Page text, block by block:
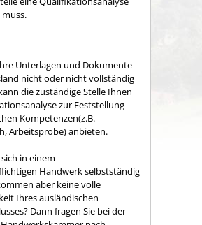
Unterlagen und Dokumente
nicht oder nicht vollständig
die zuständige Stelle Ihnen
zur Feststellung
Kompetenzen(z.B.
Arbeitsprobe) anbieten.
in einem
Handwerk selbstständig
aber keine volle
Ihres ausländischen
Dann fragen Sie bei der